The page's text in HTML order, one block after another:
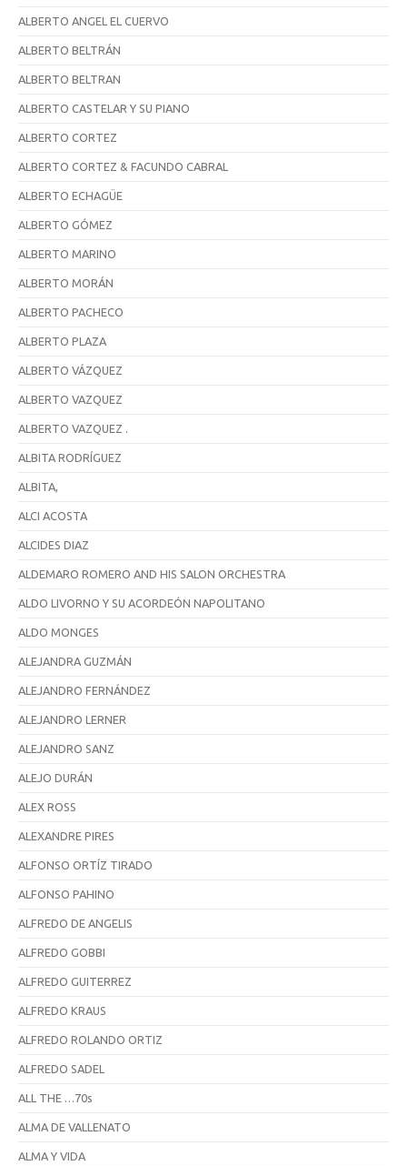
ALBERTO ANGEL EL CUERVO
ALBERTO BELTRÁN
ALBERTO BELTRAN
ALBERTO CASTELAR Y SU PIANO
ALBERTO CORTEZ
ALBERTO CORTEZ & FACUNDO CABRAL
ALBERTO ECHAGÜE
ALBERTO GÓMEZ
ALBERTO MARINO
ALBERTO MORÁN
ALBERTO PACHECO
ALBERTO PLAZA
ALBERTO VÁZQUEZ
ALBERTO VAZQUEZ
ALBERTO VAZQUEZ .
ALBITA RODRÍGUEZ
ALBITA,
ALCI ACOSTA
ALCIDES DIAZ
ALDEMARO ROMERO AND HIS SALON ORCHESTRA
ALDO LIVORNO Y SU ACORDEÓN NAPOLITANO
ALDO MONGES
ALEJANDRA GUZMÁN
ALEJANDRO FERNÁNDEZ
ALEJANDRO LERNER
ALEJANDRO SANZ
ALEJO DURÁN
ALEX ROSS
ALEXANDRE PIRES
ALFONSO ORTÍZ TIRADO
ALFONSO PAHINO
ALFREDO DE ANGELIS
ALFREDO GOBBI
ALFREDO GUITERREZ
ALFREDO KRAUS
ALFREDO ROLANDO ORTIZ
ALFREDO SADEL
ALL THE …70s
ALMA DE VALLENATO
ALMA Y VIDA